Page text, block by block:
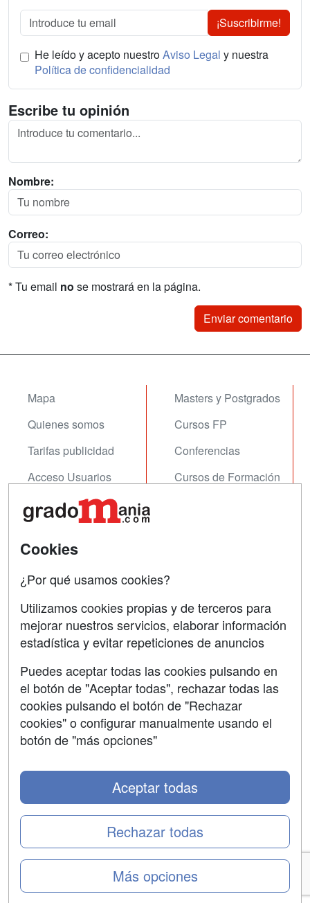
¡Suscribirme!
He leído y acepto nuestroAviso Legal y nuestra
Política de confidencialidad
Escribe tu opinión
Nombre:
Correo:
* Tu email no se mostrará en la página.
Mapa
Quienes somos
Tarifas publicidad
Acceso Usuarios
Acceso Centros
Masters y Postgrados
Cursos FP
Conferencias
Cursos de Formación
Contactar
Copyleft
Grupo formazion:
Copyright 2000-2026 Formazion Web, S.L. - Calle
Fermín Caballero, 62 - 28034 Madrid Tel: 91 533 70 78
Cookies
¿Por qué usamos cookies?
Utilizamos cookies propias y de terceros para
mejorar nuestros servicios, elaborar información
estadística y evitar repeticiones de anuncios
Puedes aceptar todas las cookies pulsando en
el botón de "Aceptar todas", rechazar todas las
cookies pulsando el botón de "Rechazar
cookies" o configurar manualmente usando el
botón de "más opciones"
Más opciones
Rechazar todas
Aceptar todas